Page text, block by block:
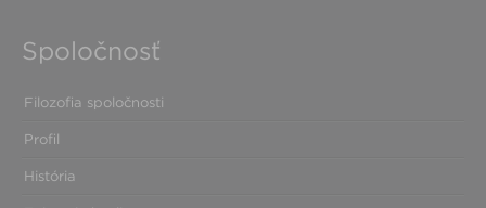
Spoločnosť
Filozofia spoločnosti
Profil
História